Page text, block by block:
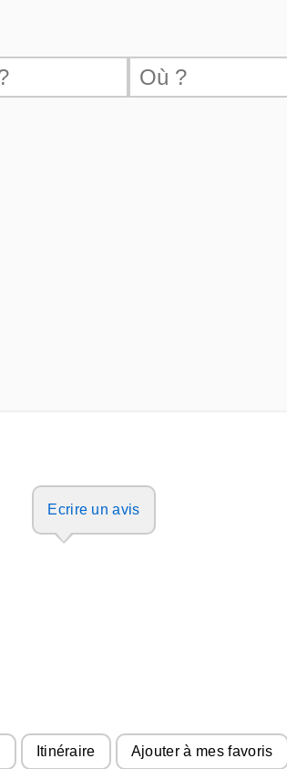
Ecrire un avis
Itinéraire Ajouter à mes favoris